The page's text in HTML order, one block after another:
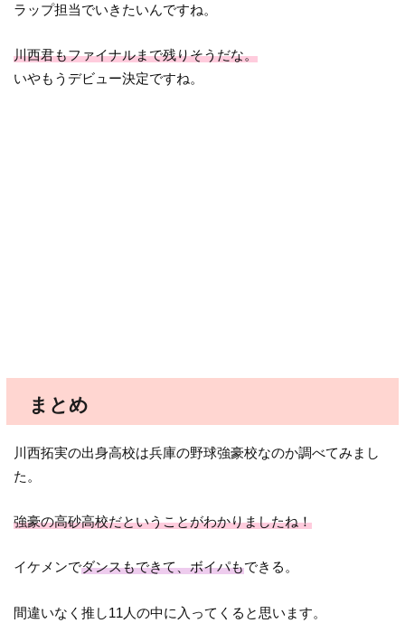
ラップ担当でいきたいんですね。
川西君もファイナルまで残りそうだな。
いやもうデビュー決定ですね。
まとめ
川西拓実の出身高校は兵庫の野球強豪校なのか調べてみまし
た。
強豪の高砂高校だということがわかりましたね！
イケメンでダンスもできて、ボイパもできる。
間違いなく推し11人の中に入ってくると思います。